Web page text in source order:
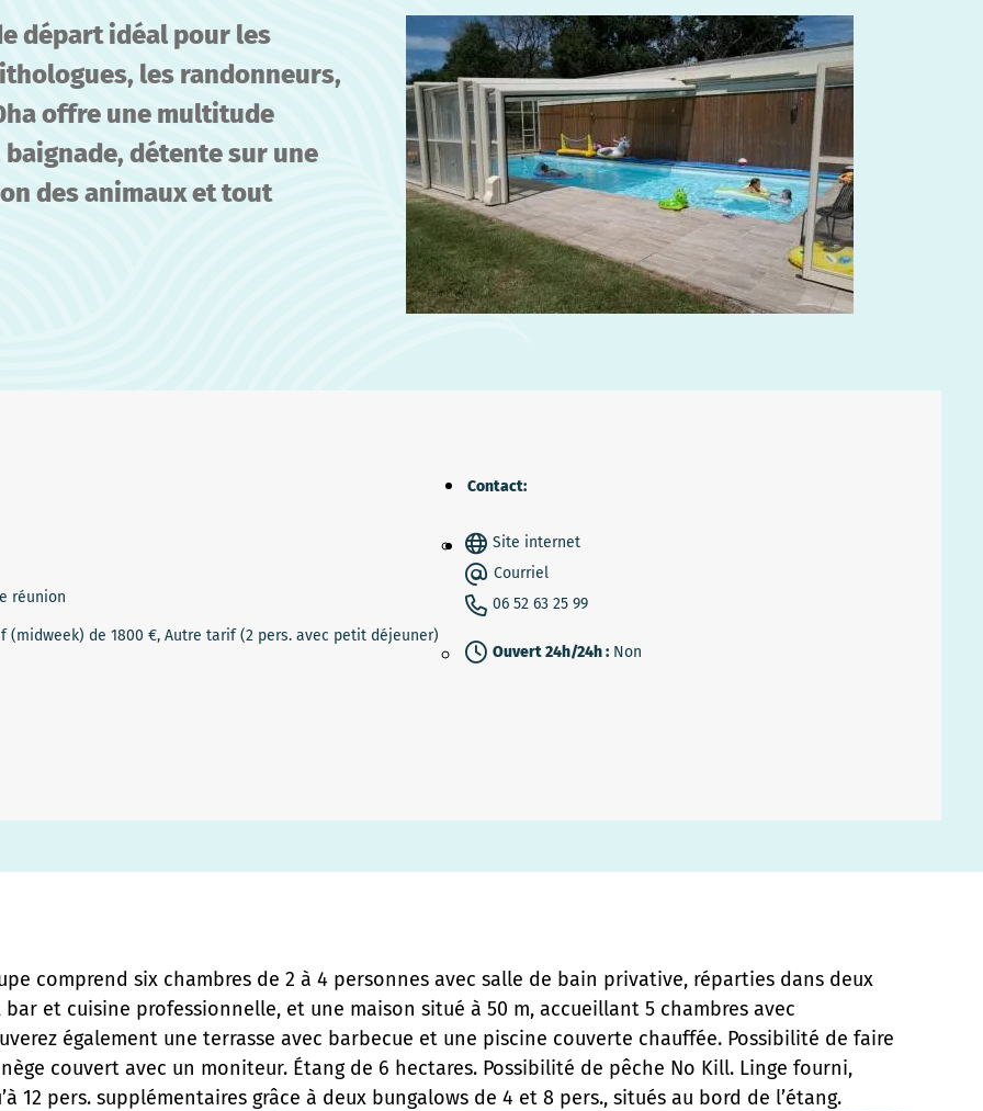
départ idéal pour les
les randonneurs,
offre une multitude
détente sur une
des animaux et tout
réunion
de 1800 €, Autre tarif (2 pers. avec petit déjeuner)
Contact:
Site internet
Courriel
06 52 63 25 99
Ouvert 24h/24h :Non
comprend six chambres de 2 à 4 personnes avec salle de bain privative, réparties dans deux
et cuisine professionnelle, et une maison situé à 50 m, accueillant 5 chambres avec
également une terrasse avec barbecue et une piscine couverte chauffée. Possibilité de faire
couvert avec un moniteur. Étang de 6 hectares. Possibilité de pêche No Kill. Linge fourni,
12 pers. supplémentaires grâce à deux bungalows de 4 et 8 pers., situés au bord de l’étang.